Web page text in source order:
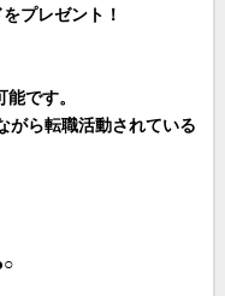
プレゼント！
です。
がら転職活動されている